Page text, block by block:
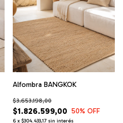
Alfombra BANGKOK
$1.826.599,00
$3.653.198,00
50% OFF
6 x $304.433,17 sin interés